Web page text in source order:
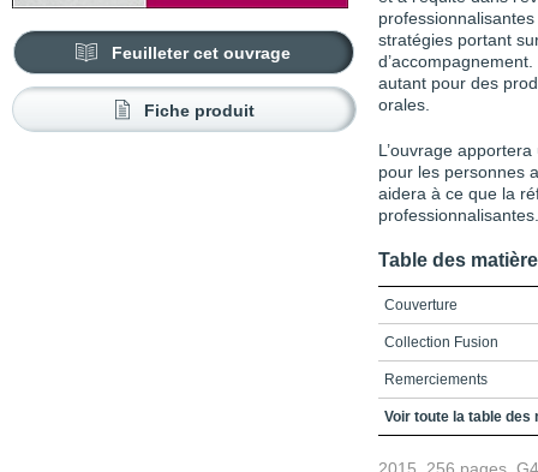
Feuilleter cet ouvrage
Fiche produit
stratégies portant
autant pour des
orales.
L’ouvrage
pour les personnes
aidera à ce que la
professionnalisantes.
Table des
Couverture
Collection Fusion
Remerciements
Table des matières
Voir toute la table des